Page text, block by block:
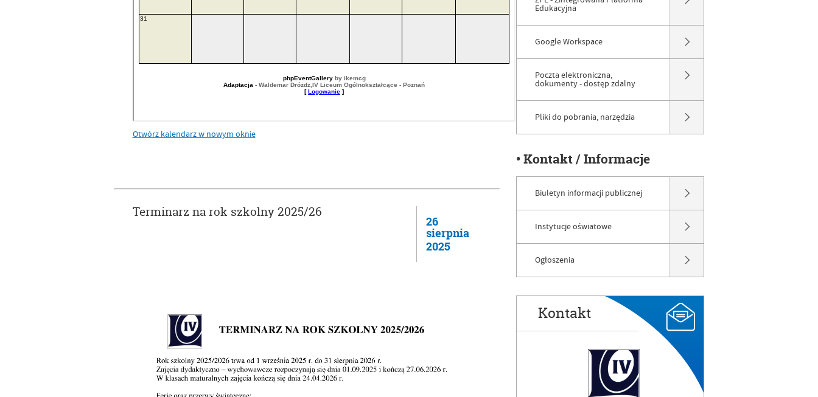
Otwórz kalendarz w nowym oknie
Terminarz na rok szkolny 2025/26
26
sierpnia
2025
Edukacyjna
Google Workspace
Poczta elektroniczna,
dokumenty - dostęp zdalny
Pliki do pobrania, narzędzia
• Kontakt / Informacje
Biuletyn informacji publicznej
Instytucje oświatowe
Ogłoszenia
Kontakt